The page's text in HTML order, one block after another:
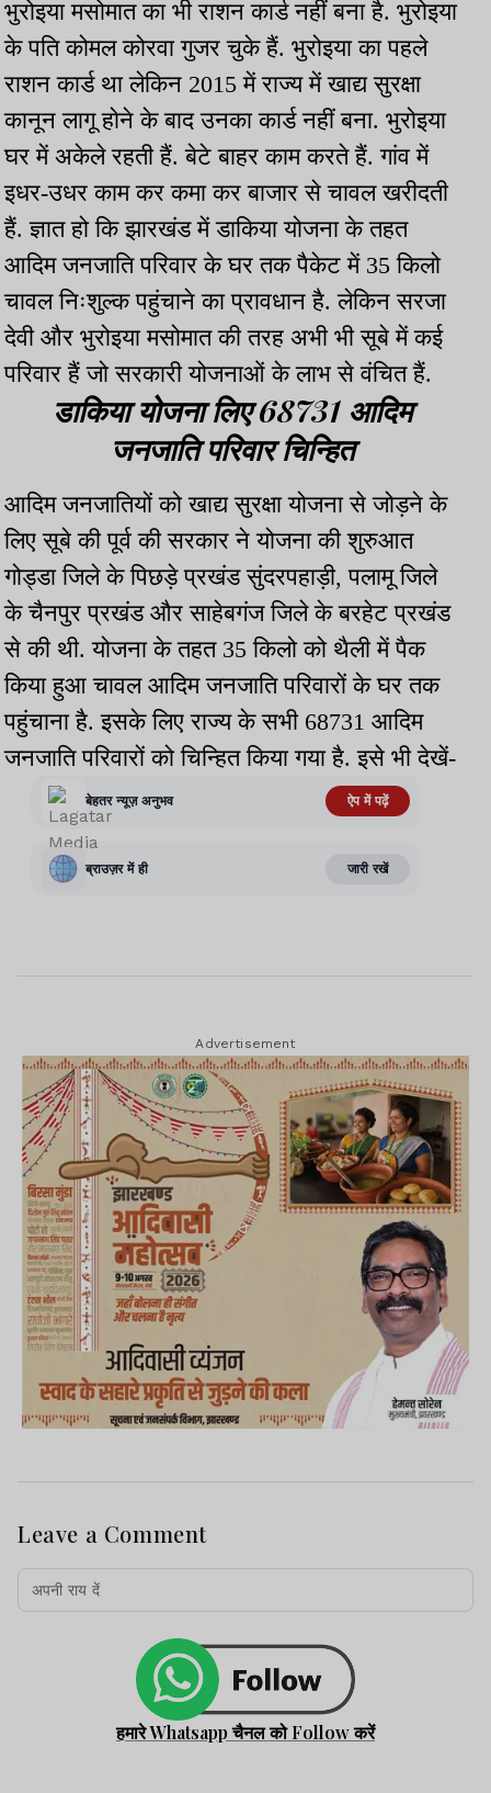
भुरोइया मसोमात का भी राशन कार्ड नहीं बना है. भुरोइया
के पति कोमल कोरवा गुजर चुके हैं. भुरोइया का पहले
राशन कार्ड था लेकिन 2015 में राज्य में खाद्य सुरक्षा
कानून लागू होने के बाद उनका कार्ड नहीं बना. भुरोइया
घर में अकेले रहती हैं. बेटे बाहर काम करते हैं. गांव में
इधर-उधर काम कर कमा कर बाजार से चावल खरीदती
हैं. ज्ञात हो कि झारखंड में डाकिया योजना के तहत
आदिम जनजाति परिवार के घर तक पैकेट में 35 किलो
चावल निःशुल्क पहुंचाने का प्रावधान है. लेकिन सरजा
देवी और भुरोइया मसोमात की तरह अभी भी सूबे में कई
परिवार हैं जो सरकारी योजनाओं के लाभ से वंचित हैं.
डाकिया योजना लिए 68731 आदिम
जनजाति परिवार चिन्हित
आदिम जनजातियों को खाद्य सुरक्षा योजना से जोड़ने के
लिए सूबे की पूर्व की सरकार ने योजना की शुरुआत
गोड्डा जिले के पिछड़े प्रखंड सुंदरपहाड़ी, पलामू जिले
के चैनपुर प्रखंड और साहेबगंज जिले के बरहेट प्रखंड
से की थी. योजना के तहत 35 किलो को थैली में पैक
किया हुआ चावल आदिम जनजाति परिवारों के घर तक
पहुंचाना है. इसके लिए राज्य के सभी 68731 आदिम
जनजाति परिवारों को चिन्हित किया गया है. इसे भी देखें-
Advertisement
Leave a Comment
हमारे Whatsapp चैनल को Follow करें